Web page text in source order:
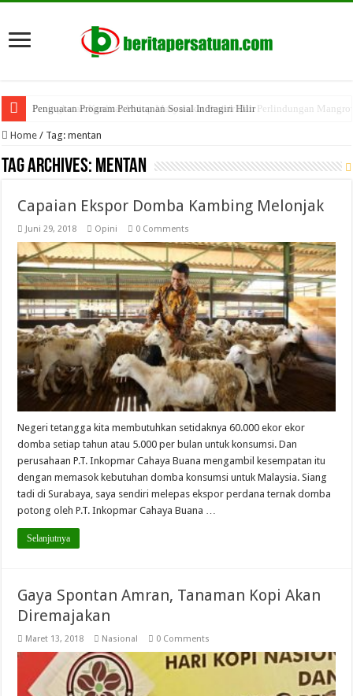
Penguatan Program Perhutanan Sosial Indragiri Hilir
Home / Tag:mentan
Tag Archives: mentan
Capaian Ekspor Domba Kambing Melonjak
Juni 29, 2018 Opini 0 Comments
Negeri tetangga kita membutuhkan setidaknya 60.000 ekor ekor
domba setiap tahun atau 5.000 per bulan untuk konsumsi. Dan
perusahaan P.T. Inkopmar Cahaya Buana mengambil kesempatan itu
dengan memasok kebutuhan domba konsumsi untuk Malaysia. Siang
tadi di Surabaya, saya sendiri melepas ekspor perdana ternak domba
potong oleh P.T. Inkopmar Cahaya Buana …
Selanjutnya
Gaya Spontan Amran, Tanaman Kopi Akan
Diremajakan
Maret 13, 2018 Nasional 0 Comments